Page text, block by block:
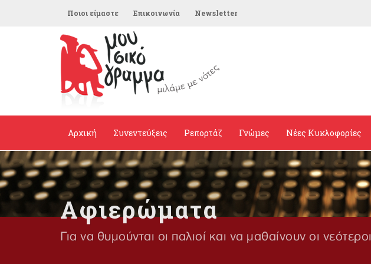
Ποιοι είμαστε Επικοινωνία Newsletter
Αρχική Συνεντεύξεις Ρεπορτάζ Γνώμες Νέες Κυκλοφορίες
Αφιερώματα
Για να θυμούνται οι παλιοί και να μαθαίνουν οι νεότεροι